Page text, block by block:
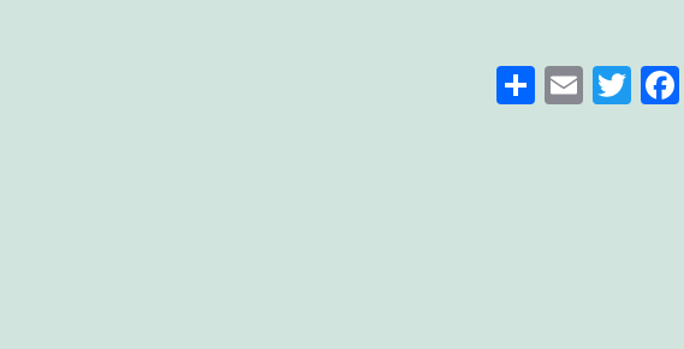
Facebook
Twitter
Email